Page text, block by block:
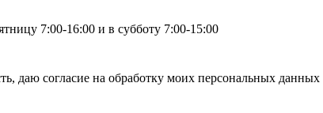
7:00-16:00 и в субботу 7:00-15:00
даю согласие на обработку моих персональных данных